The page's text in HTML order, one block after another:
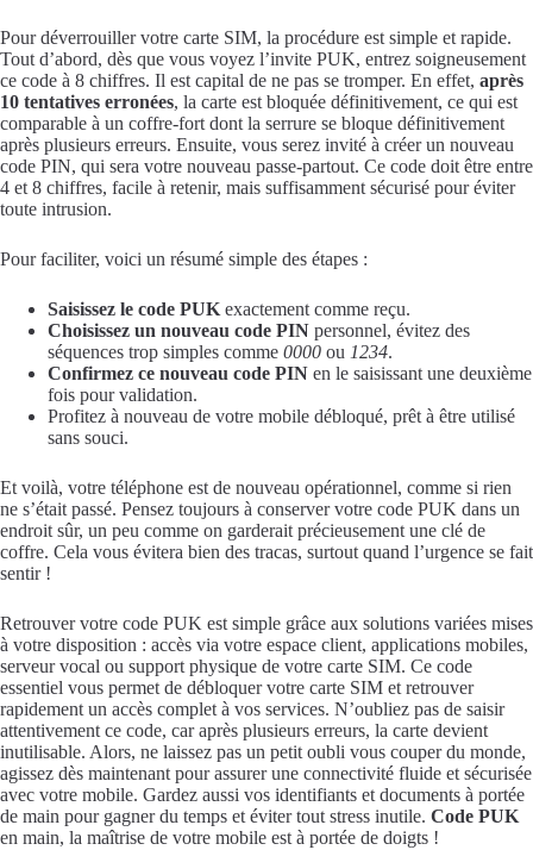
Pour déverrouiller votre carte SIM, la procédure est simple et rapide.
Tout d’abord, dès que vous voyez l’invite PUK, entrez soigneusement
ce code à 8 chiffres. Il est capital de ne pas se tromper. En effet, après
10 tentatives erronées, la carte est bloquée définitivement, ce qui est
comparable à un coffre-fort dont la serrure se bloque définitivement
après plusieurs erreurs. Ensuite, vous serez invité à créer un nouveau
code PIN, qui sera votre nouveau passe-partout. Ce code doit être entre
4 et 8 chiffres, facile à retenir, mais suffisamment sécurisé pour éviter
toute intrusion.
Pour faciliter, voici un résumé simple des étapes :
Saisissez le code PUK exactement comme reçu.
Choisissez un nouveau code PIN personnel, évitez des
séquences trop simples comme 0000 ou 1234.
Confirmez ce nouveau code PIN en le saisissant une deuxième
fois pour validation.
Profitez à nouveau de votre mobile débloqué, prêt à être utilisé
sans souci.
Et voilà, votre téléphone est de nouveau opérationnel, comme si rien
ne s’était passé. Pensez toujours à conserver votre code PUK dans un
endroit sûr, un peu comme on garderait précieusement une clé de
coffre. Cela vous évitera bien des tracas, surtout quand l’urgence se fait
sentir !
Retrouver votre code PUK est simple grâce aux solutions variées mises
à votre disposition : accès via votre espace client, applications mobiles,
serveur vocal ou support physique de votre carte SIM. Ce code
essentiel vous permet de débloquer votre carte SIM et retrouver
rapidement un accès complet à vos services. N’oubliez pas de saisir
attentivement ce code, car après plusieurs erreurs, la carte devient
inutilisable. Alors, ne laissez pas un petit oubli vous couper du monde,
agissez dès maintenant pour assurer une connectivité fluide et sécurisée
avec votre mobile. Gardez aussi vos identifiants et documents à portée
de main pour gagner du temps et éviter tout stress inutile. Code PUK
en main, la maîtrise de votre mobile est à portée de doigts !